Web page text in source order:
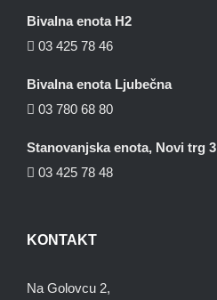
Bivalna enota H2
03 425 78 46
Bivalna enota Ljubečna
03 780 68 80
Stanovanjska enota, Novi trg 3
03 425 78 48
KONTAKT
Na Golovcu 2,